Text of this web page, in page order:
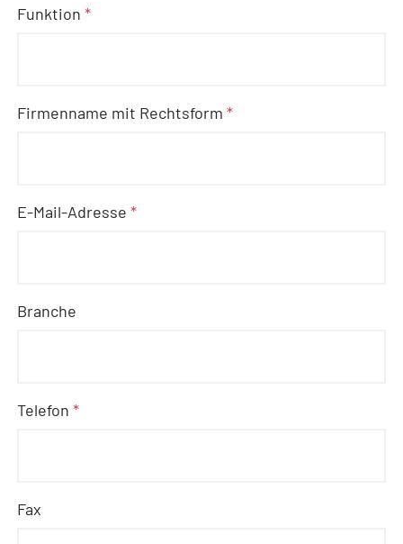
Funktion*
Firmenname mit Rechtsform*
E-Mail-Adresse*
Branche
Telefon*
Fax